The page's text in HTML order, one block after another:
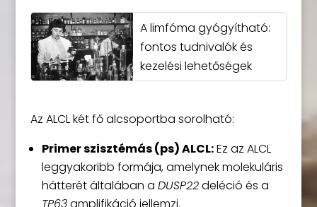
A limfóma gyógyítható:
fontos tudnivalók és
kezelési lehetőségek
Az ALCL két fő alcsoportba sorolható:
Primer szisztémás (ps) ALCL:Ez az ALCL
leggyakoribb formája, amelynek molekuláris
hátterét általában a DUSP22deléció és a